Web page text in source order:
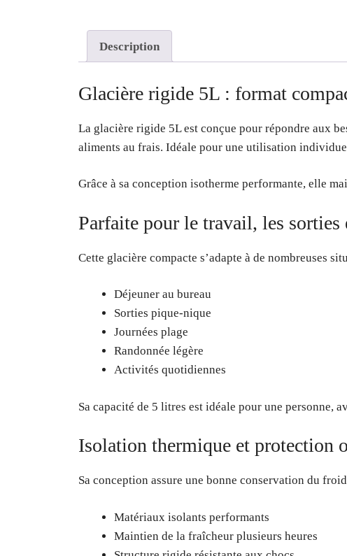
Description
Glacière rigide 5L : format
La glacière rigide 5L est conçue pour répondre aux
aliments au frais. Idéale pour une utilisation
Grâce à sa conception isotherme performante, elle
Parfaite pour le travail, les sorties
Cette glacière compacte s’adapte à de nombreuses
Déjeuner au bureau
Sorties pique-nique
Journées plage
Randonnée légère
Activités quotidiennes
Sa capacité de 5 litres est idéale pour une personne,
Isolation thermique et protection
Sa conception assure une bonne conservation du
Matériaux isolants performants
Maintien de la fraîcheur plusieurs heures